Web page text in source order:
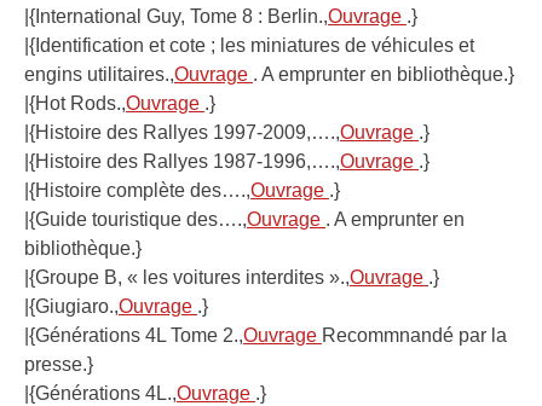
|{International Guy, Tome 8 : Berlin.,Ouvrage .}
|{Identification et cote ; les miniatures de véhicules et
engins utilitaires.,Ouvrage . A emprunter en bibliothèque.}
|{Hot Rods.,Ouvrage .}
|{Histoire des Rallyes 1997-2009,….,Ouvrage .}
|{Histoire des Rallyes 1987-1996,….,Ouvrage .}
|{Histoire complète des….,Ouvrage .}
|{Guide touristique des….,Ouvrage . A emprunter en
bibliothèque.}
|{Groupe B, « les voitures interdites ».,Ouvrage .}
|{Giugiaro.,Ouvrage .}
|{Générations 4L Tome 2.,Ouvrage Recommnandé par la
presse.}
|{Générations 4L.,Ouvrage .}